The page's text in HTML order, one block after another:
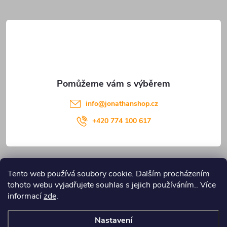
Tento web používá soubory cookie. Dalším procházením
tohoto webu vyjadřujete souhlas s jejich používáním.. Více
informacízde.
Nastavení
t
info@jonathanshop.cz
+420 774 100 617
Blog JONATHANshop.cz